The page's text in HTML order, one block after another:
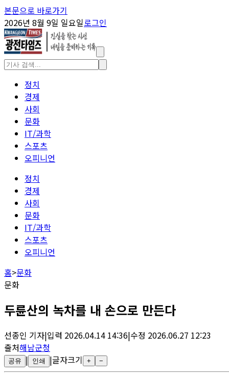
본문으로 바로가기
2026년 8월 9일 일요일로그인
정치
경제
사회
문화
IT/과학
스포츠
오피니언
정치
경제
사회
문화
IT/과학
스포츠
오피니언
홈>문화
문화
두륜산의 녹차를 내 손으로 만든다
선종인 기자|입력 2026.04.14 14:36|수정 2026.06.27 12:23
출처해남군청
공유 | 인쇄 |글자크기 + −